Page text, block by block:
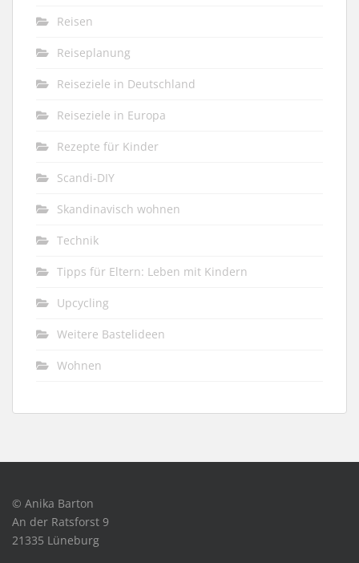
Reisen
Reiseplanung
Reiseziele in Deutschland
Reiseziele in Europa
Rezepte für Kinder
Scandi-DIY
Skandinavisch wohnen
Technik
Tipps für Eltern: Leben mit Kindern
Upcycling
Weitere Bastelideen
Wohnen
© Anika Barton
An der Ratsforst 9
21335 Lüneburg